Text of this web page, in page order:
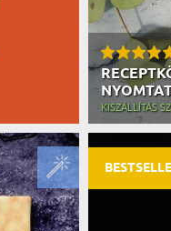
KISZÁLLÍTÁS